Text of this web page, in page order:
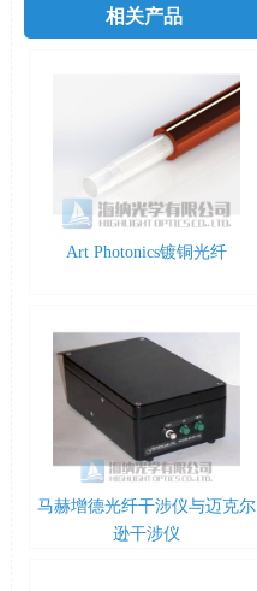
相关产品
Art Photonics镀铜光纤
马赫增德光纤干涉仪与迈克尔
逊干涉仪